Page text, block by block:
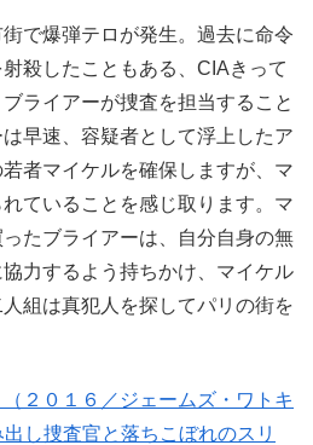
で爆弾テロが発生。過去に命令
殺したこともある、CIAきって
ライアーが捜査を担当すること
早速、容疑者として浮上したア
者マイケルを確保しますが、マ
ていることを感じ取ります。マ
たブライアーは、自分自身の無
力するよう持ちかけ、マイケル
組は真犯人を探してパリの街を
２０１６／ジェームズ・ワトキ
し捜査官と落ちこぼれのスリ